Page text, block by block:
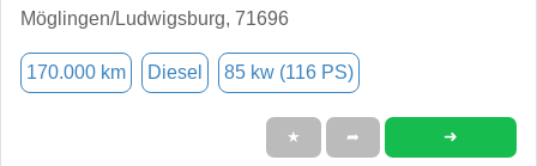
Möglingen/Ludwigsburg, 71696
170.000 km Diesel 85 kw (116 PS)
★ ➦ ➜